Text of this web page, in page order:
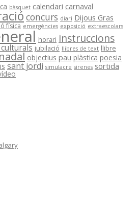
bàsquet calendari carnaval
concurs diari Dijous Gras
física emergències exposició extraescolars
horari instruccions
jubilació llibres de text llibre
nadal objectius pau plàstica poesia
sant jordi simulacre sirenes sortida